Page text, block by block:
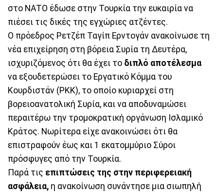
στο ΝΑΤΟ έδωσε στην Τουρκία την ευκαιρία να
πιέσει τις δικές της εγχώριες ατζέντες.
Ο πρόεδρος Ρετζέπ Ταγίπ Ερντογάν ανακοίνωσε τη
νέα επιχείρηση στη βόρεια Συρία τη Δευτέρα,
ισχυριζόμενος ότι θα έχει το διπλό αποτέλεσμα
να εξουδετερώσει το Εργατικό Κόμμα του
Κουρδιστάν (PKK), το οποίο κυριαρχεί στη
βορειοανατολική Συρία, και να αποδυναμώσει
περαιτέρω την τρομοκρατική οργάνωση Ισλαμικό
Κράτος. Νωρίτερα είχε ανακοινώσει ότι θα
επιστραφούν έως και 1 εκατομμύριο Σύροι
πρόσφυγες από την Τουρκία.
Παρά τις επιπτώσεις της στην περιφερειακή
ασφάλεια, η ανακοίνωση συνάντησε μια σιωπηλή